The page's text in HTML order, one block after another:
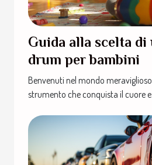
Guida alla scelta
drum per bambini
Benvenuti nel mondo
strumento che conquista il cuore e...